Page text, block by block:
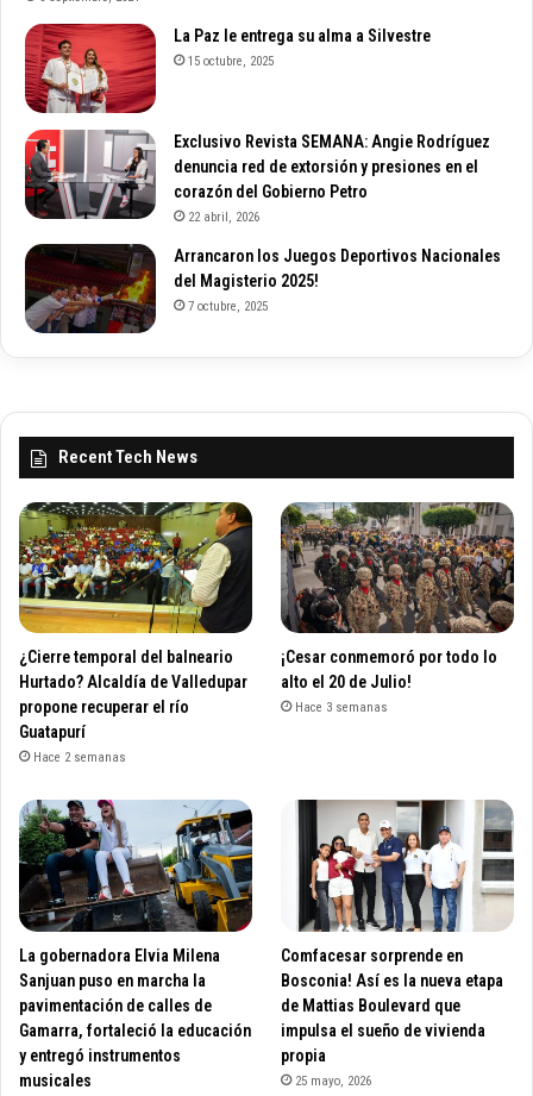
La Paz le entrega su alma a Silvestre
15 octubre, 2025
Exclusivo Revista SEMANA: Angie Rodríguez
denuncia red de extorsión y presiones en el
corazón del Gobierno Petro
22 abril, 2026
Arrancaron los Juegos Deportivos Nacionales
del Magisterio 2025!
7 octubre, 2025
Recent Tech News
¿Cierre temporal del balneario
Hurtado? Alcaldía de Valledupar
propone recuperar el río
Guatapurí
Hace 2 semanas
¡Cesar conmemoró por todo lo
alto el 20 de Julio!
Hace 3 semanas
La gobernadora Elvia Milena
Sanjuan puso en marcha la
pavimentación de calles de
Gamarra, fortaleció la educación
y entregó instrumentos
musicales
Comfacesar sorprende en
Bosconia! Así es la nueva etapa
de Mattias Boulevard que
impulsa el sueño de vivienda
propia
25 mayo, 2026